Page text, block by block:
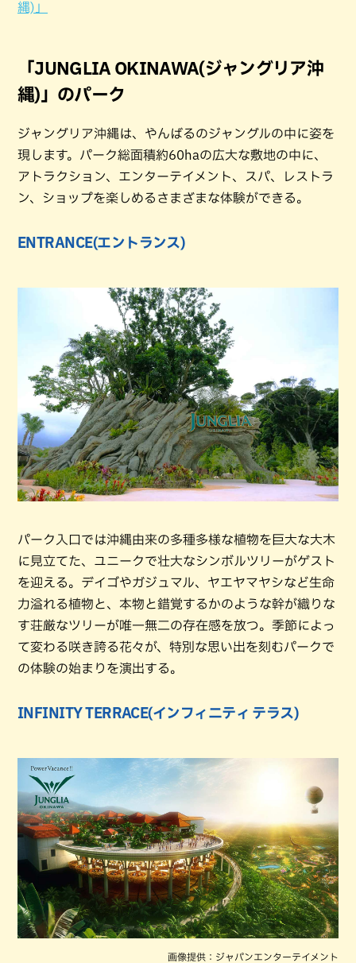
縄)」
「JUNGLIA OKINAWA(ジャングリア沖
縄)」のパーク
ジャングリア沖縄は、やんばるのジャングルの中に姿を
現します。パーク総面積約60haの広大な敷地の中に、
アトラクション、エンターテイメント、スパ、レストラ
ン、ショップを楽しめるさまざまな体験ができる。
ENTRANCE(エントランス)
パーク入口では沖縄由来の多種多様な植物を巨大な大木
に見立てた、ユニークで壮大なシンボルツリーがゲスト
を迎える。デイゴやガジュマル、ヤエヤマヤシなど生命
力溢れる植物と、本物と錯覚するかのような幹が織りな
す荘厳なツリーが唯一無二の存在感を放つ。季節によっ
て変わる咲き誇る花々が、特別な思い出を刻むパークで
の体験の始まりを演出する。
INFINITY TERRACE(インフィニティ テラス)
画像提供：ジャパンエンターテイメント